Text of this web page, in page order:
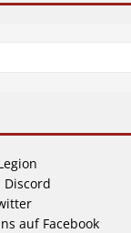
Discord
auf Facebook